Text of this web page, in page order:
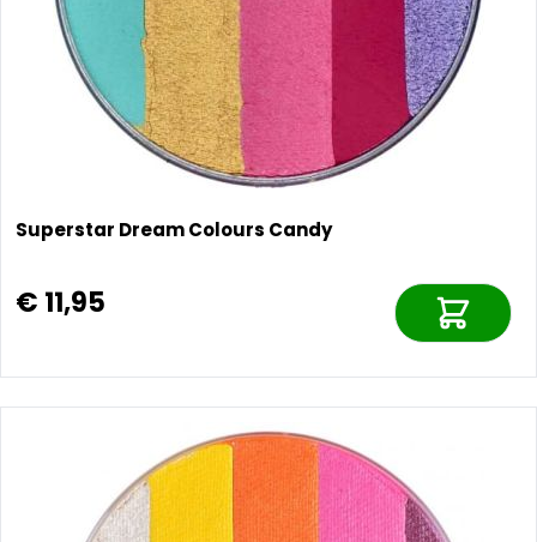
Superstar Dream Colours Candy
€ 11,95